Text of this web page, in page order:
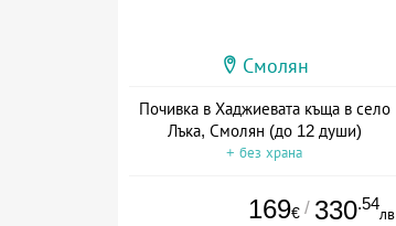
Смолян
Почивка в Хаджиевата къща в село
Лъка, Смолян (до 12 души)
+ без храна
169€ / 330.54
лв.